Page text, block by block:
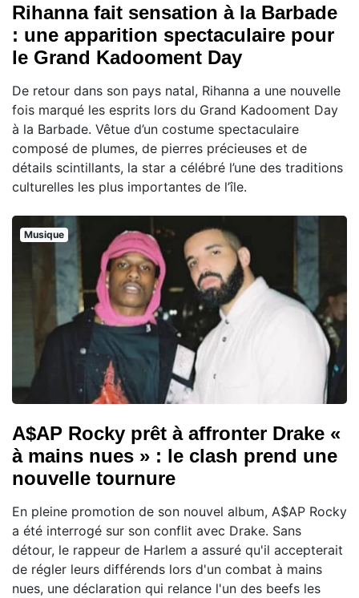
Rihanna fait sensation à la Barbade
: une apparition spectaculaire pour
le Grand Kadooment Day
De retour dans son pays natal, Rihanna a une nouvelle
fois marqué les esprits lors du Grand Kadooment Day
à la Barbade. Vêtue d’un costume spectaculaire
composé de plumes, de pierres précieuses et de
détails scintillants, la star a célébré l’une des traditions
culturelles les plus importantes de l’île.
Musique
A$AP Rocky prêt à affronter Drake «
à mains nues » : le clash prend une
nouvelle tournure
En pleine promotion de son nouvel album, A$AP Rocky
a été interrogé sur son conflit avec Drake. Sans
détour, le rappeur de Harlem a assuré qu'il accepterait
de régler leurs différends lors d'un combat à mains
nues, une déclaration qui relance l'un des beefs les